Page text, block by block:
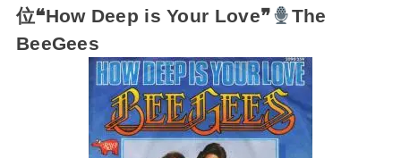
位❝How Deep is Your Love❞
The
BeeGees